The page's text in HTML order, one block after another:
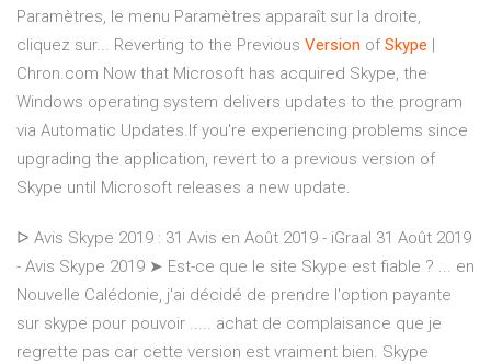
Paramètres, le menu Paramètres apparaît sur la droite,
cliquez sur... Reverting to the Previous Version ofSkype
Chron.com Now that Microsoft has acquired Skype, the
Windows operating system delivers updates to the program
via Automatic Updates.If you're experiencing problems since
upgrading the application, revert to a previous version of
Skype until Microsoft releases a new update.
ᐅ Avis Skype 2019 : 31 Avis en Août 2019 - iGraal 31 Août 2019
- Avis Skype 2019 ➤ Est-ce que le site Skype est fiable ? ... en
Nouvelle Calédonie, j'ai décidé de prendre l'option payante
sur skype pour pouvoir ..... achat de complaisance que je
regrette pas car cette version est vraiment bien. Skype